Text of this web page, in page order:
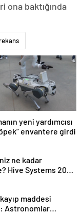
ona baktığında
yeni yardımcısı
envantere girdi
ne kadar
Hive Systems 2025
hackerların
önüne seriyor
maddesi
Astronomlar